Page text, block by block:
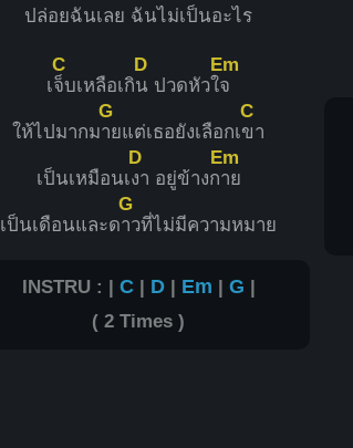
ปล่อยฉันเลย ฉันไม่เป็นอะไร
เ
C
จ็บเหลือเกิ
D
น ปวดหัวใ
Em
จ
ให้ไปมากม
G
ายแต่เธอยังเลือกเ
C
ขา
เป็นเหมือนเ
D
งา อยู่ข้างก
Em
าย
เป็นเดือนและด
G
าวที่ไม่มีความหมาย
INSTRU : | C | D| Em | G |
( 2 Times )